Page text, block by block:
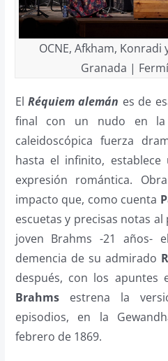
OCNE, Afkham,
Granada |
ElRéquiem alemán es de
final con un nudo en la
caleidoscópica fuerza
hasta el infinito,
expresión romántica.
impacto que, como cuenta
escuetas y precisas notas
joven Brahms -21 años-
demencia de su admirado
después, con los apuntes
Brahmsestrena la
episodios, en la
febrero de 1869.